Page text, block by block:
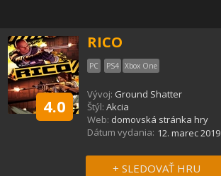
4.0
RICO
PC PS4 Xbox One
Vývoj: Ground Shatter
Štýl: Akcia
Web: domovská stránka hry
Dátum vydania: 12. marec 2019
+ SLEDOVAŤ HRU